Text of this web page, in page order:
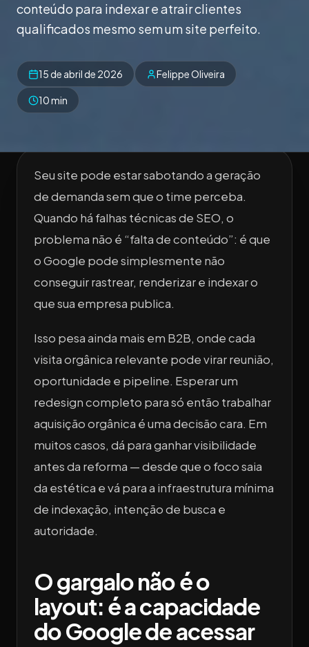
conteúdo para indexar e atrair clientes
qualificados mesmo sem um site perfeito.
15 de abril de 2026 Felippe Oliveira
10 min
Seu site pode estar sabotando a geração
de demanda sem que o time perceba.
Quando há falhas técnicas de SEO, o
problema não é “falta de conteúdo”: é que
o Google pode simplesmente não
conseguir rastrear, renderizar e indexar o
que sua empresa publica.
Isso pesa ainda mais em B2B, onde cada
visita orgânica relevante pode virar reunião,
oportunidade e pipeline. Esperar um
redesign completo para só então trabalhar
aquisição orgânica é uma decisão cara. Em
muitos casos, dá para ganhar visibilidade
antes da reforma — desde que o foco saia
da estética e vá para a infraestrutura mínima
de indexação, intenção de busca e
autoridade.
O gargalo não é o
layout: é a capacidade
do Google de acessar